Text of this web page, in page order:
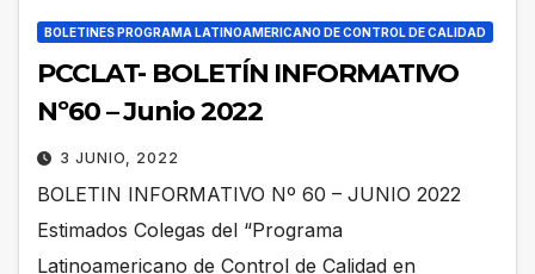
BOLETINES PROGRAMA LATINOAMERICANO DE CONTROL DE CALIDAD
PCCLAT- BOLETÍN INFORMATIVO
Nº60 – Junio 2022
3 JUNIO, 2022
BOLETIN INFORMATIVO Nº 60 – JUNIO 2022
Estimados Colegas del “Programa
Latinoamericano de Control de Calidad en